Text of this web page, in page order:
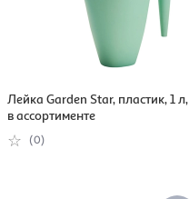
Лейка Garden Star, пластик, 1 л,
в ассортименте
(0)